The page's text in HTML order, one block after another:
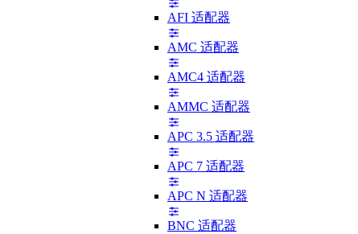
AFI 适配器
AMC 适配器
AMC4 适配器
AMMC 适配器
APC 3.5 适配器
APC 7 适配器
APC N 适配器
BNC 适配器